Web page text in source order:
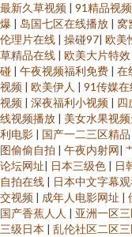
最新久草视频 | 91精品视频
爆 | 岛国七区在线播放 | 窝
伦理片在线 | 操碰97| 欧美
草精品在线 | 欧美大片特效
碰 | 午夜视频福利免费 | 在
视频 | 欧美伊人 | 91传媒在
视频 | 深夜福利小视频 | 四
线视频播放 | 美女水果视
利电影 | 国产一二三区精品
图偷偷自拍 | 午夜内射网|
论坛网址| 日本三级色 | 日
自拍在线 | 日本中文字幕
交视频 | 成年人电影网址 |
国产香蕉人人 | 亚洲一区
三级日本 | 乱伦社区二区